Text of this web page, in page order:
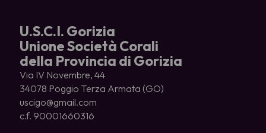
U.S.C.I. Gorizia
Unione Società Corali
della Provincia di Gorizia
Via IV Novembre, 44
34078 Poggio Terza Armata (GO)
uscigo@gmail.com
c.f. 90001660316